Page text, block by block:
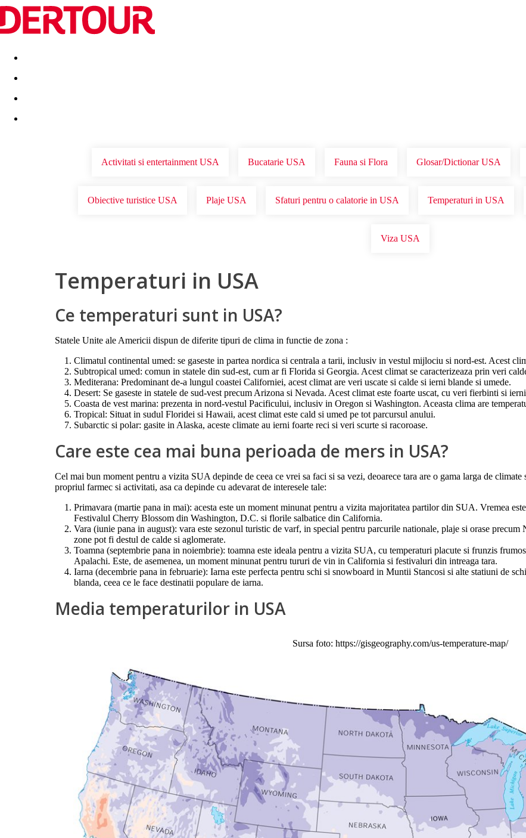
Destinatii Vacanta perfecta OFERTE DE NERATAT
Activitati si entertainment USA Bucatarie USA Fauna si Flora Glosar/Dictionar USA
Obiective turistice USA Plaje USA Sfaturi pentru o calatorie in USA Temperaturi in USA
Viza USA
Temperaturi in USA
Ce temperaturi sunt in USA?
Statele Unite ale Americii dispun de diferite tipuri de clima in functie de zona :
Climatul continental umed: se gaseste in partea nordica si centrala a tarii, inclusiv in vestul mijlociu si nord-est. Acest
Subtropical umed: comun in statele din sud-est, cum ar fi Florida si Georgia. Acest climat se caracterizeaza prin veri
Mediterana: Predominant de-a lungul coastei Californiei, acest climat are veri uscate si calde si ierni blande si umede.
Desert: Se gaseste in statele de sud-vest precum Arizona si Nevada. Acest climat este foarte uscat, cu veri fierbinti si
Coasta de vest marina: prezenta in nord-vestul Pacificului, inclusiv in Oregon si Washington. Aceasta clima are
Tropical: Situat in sudul Floridei si Hawaii, acest climat este cald si umed pe tot parcursul anului.
Subarctic si polar: gasite in Alaska, aceste climate au ierni foarte reci si veri scurte si racoroase.
Care este cea mai buna perioada de mers in USA?
Cel mai bun moment pentru a vizita SUA depinde de ceea ce vrei sa faci si sa vezi, deoarece tara are o gama larga de
propriul farmec si activitati, asa ca depinde cu adevarat de interesele tale:
Primavara (martie pana in mai): acesta este un moment minunat pentru a vizita majoritatea partilor din SUA. Vremea
Festivalul Cherry Blossom din Washington, D.C. si florile salbatice din California.
Vara (iunie pana in august): vara este sezonul turistic de varf, in special pentru parcurile nationale, plaje si orase
zone pot fi destul de calde si aglomerate.
Toamna (septembrie pana in noiembrie): toamna este ideala pentru a vizita SUA, cu temperaturi placute si frunzis
Apalachi. Este, de asemenea, un moment minunat pentru tururi de vin in California si festivaluri din intreaga tara.
Iarna (decembrie pana in februarie): Iarna este perfecta pentru schi si snowboard in Muntii Stancosi si alte statiuni de
blanda, ceea ce le face destinatii populare de iarna.
Media temperaturilor in USA
Sursa foto: https://gisgeography.com/us-temperature-map/